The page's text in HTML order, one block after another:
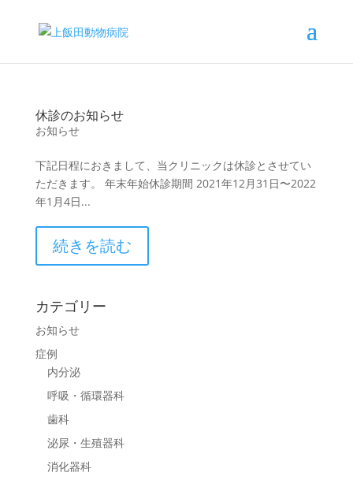
休診のお知らせ
お知らせ
下記日程におきまして、当クリニックは休診とさせてい
ただきます。 年末年始休診期間 2021年12月31日〜2022
年1月4日...
続きを読む
カテゴリー
お知らせ
症例
内分泌
呼吸・循環器科
歯科
泌尿・生殖器科
消化器科